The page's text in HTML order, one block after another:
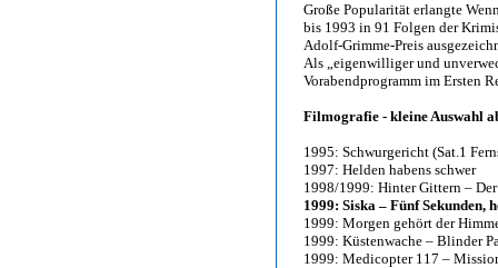
Große Popularität erlangte
bis 1993 in 91 Folgen der
Adolf-Grimme-Preis
Als „eigenwilliger und
Vorabendprogramm im Ersten
Filmografie - kleine Auswahl
1995: Schwurgericht (Sat.1
1997: Helden habens schwer
1998/1999: Hinter Gittern –
1999: Siska – Fünf Sekunden,
1999: Morgen gehört der
1999: Küstenwache – Blinder
1999: Medicopter 117 –